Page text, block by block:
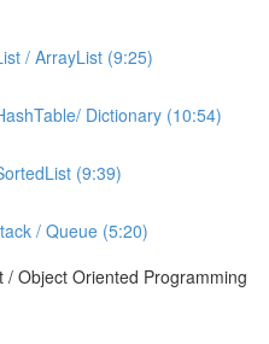
/ ArrayList (9:25)
Dictionary (10:54)
(9:39)
/ Queue (5:20)
Object Oriented Programming